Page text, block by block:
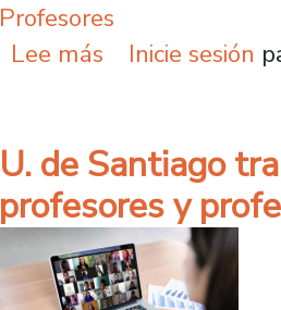
Profesores
Lee más sobre
Inicie sesión
U. de Santiago
profesores y